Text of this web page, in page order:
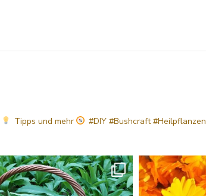
Tipps und mehr #DIY #Bushcraft #Heilpflanzen